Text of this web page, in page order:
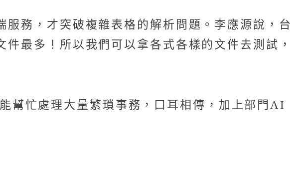
務，才突破複雜表格的解析問題。李應源說，台
最多！所以我們可以拿各式各樣的文件去測試，
幫忙處理大量繁瑣事務，口耳相傳，加上部門AI